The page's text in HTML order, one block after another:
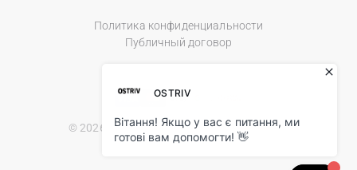
Политика конфиденциальности
Публичный договор
© 2026 Ostriv.ua Store. All Rights Reserved.